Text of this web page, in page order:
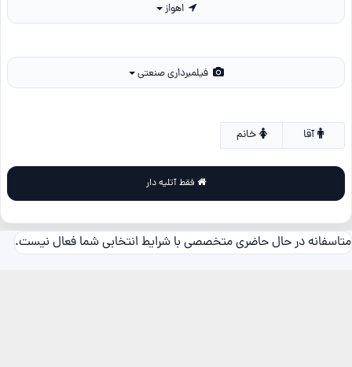
اهواز
فیلمبرداری صنعتی
خانم
متاسفانه در حال حاضری متخصصی با شرایط انتخابی شما فعال نیست.